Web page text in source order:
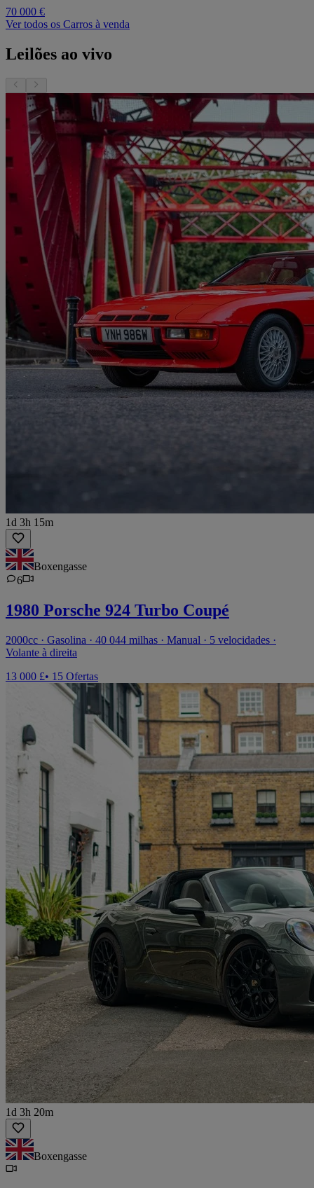
70 000 €
Ver todos os Carros à venda
Leilões ao vivo
1d 3h 15m
Boxengasse
6
1980 Porsche 924 Turbo Coupé
2000cc · Gasolina · 40 044 milhas · Manual · 5 velocidades ·
Volante à direita
13 000 £• 15 Ofertas
1d 3h 20m
Boxengasse